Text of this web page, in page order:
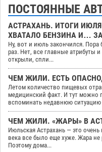
ПОСТОЯННЫЕ
АСТРАХАНЬ. ИТОГИ
ХВАТАЛО БЕНЗИНА И…
Ну, вот и июль закончился.
раз. Нет, все главные атрибуты
открыли, спли...
ЧЕМ ЖИЛИ. ЕСТЬ
Летом количество пищевых
медицинский факт. И тут можно
вспоминать недавнюю ситуацию
ЧЕМ ЖИЛИ. «ЖАРЫ» В
Июльская Астрахань — это
века все было еще хуже. Жара не
Поэтому дома...